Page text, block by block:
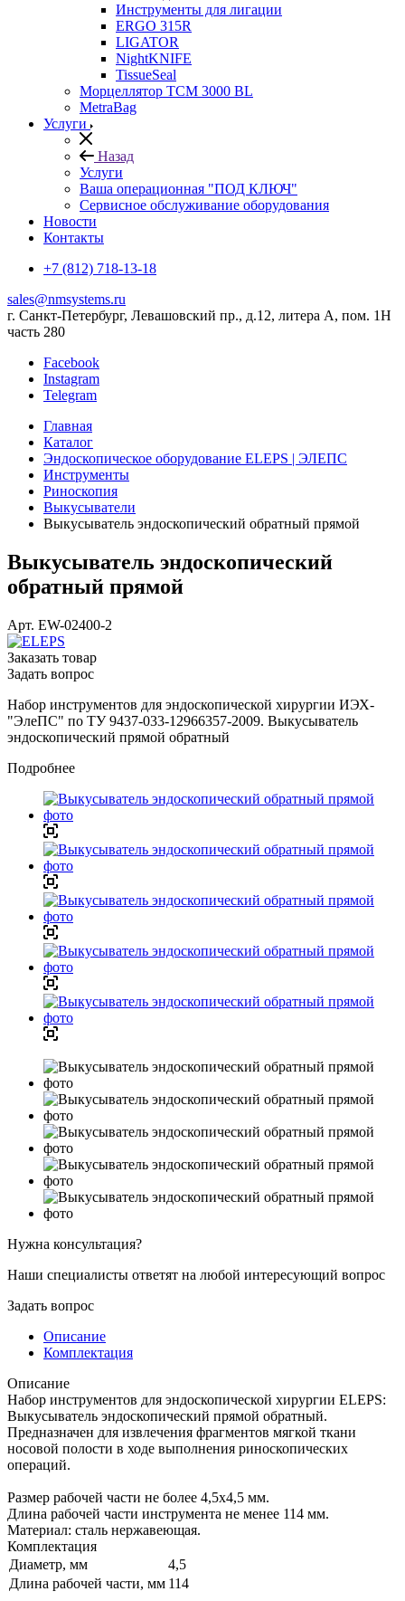
Инструменты для лигации
ERGO 315R
LIGATOR
NightKNIFE
TissueSeal
Морцеллятор ТСМ 3000 BL
MetraBag
Услуги
Назад
Услуги
Ваша операционная "ПОД КЛЮЧ"
Сервисное обслуживание оборудования
Новости
Контакты
+7 (812) 718-13-18
sales@nmsystems.ru
г. Санкт-Петербург, Левашовский пр., д.12, литера А, пом. 1Н
часть 280
Facebook
Instagram
Telegram
Главная
Каталог
Эндоскопическое оборудование ELEPS | ЭЛЕПС
Инструменты
Риноскопия
Выкусыватели
Выкусыватель эндоскопический обратный прямой
Выкусыватель эндоскопический
обратный прямой
Арт. EW-02400-2
Заказать товар
Задать вопрос
Набор инструментов для эндоскопической хирургии ИЭХ-
"ЭлеПС" по ТУ 9437-033-12966357-2009. Выкусыватель
эндоскопический прямой обратный
Подробнее
Нужна консультация?
Наши специалисты ответят на любой интересующий вопрос
Задать вопрос
Описание
Комплектация
Описание
Набор инструментов для эндоскопической хирургии ELEPS:
Выкусыватель эндоскопический прямой обратный.
Предназначен для извлечения фрагментов мягкой ткани
носовой полости в ходе выполнения риноскопических
операций.
Размер рабочей части не более 4,5х4,5 мм.
Длина рабочей части инструмента не менее 114 мм.
Материал: сталь нержавеющая.
Комплектация
Диаметр, мм
4,5
Длина рабочей части, мм 114